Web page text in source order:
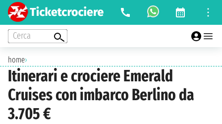
Cerca
home›
Itinerari e crociere Emerald
Cruises con imbarco Berlino da
3.705 €